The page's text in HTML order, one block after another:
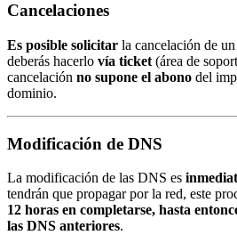
Cancelaciones
Es posible solicitar la cancelación de
deberás hacerlo vía ticket (área de
cancelación no supone el abono del
dominio.
Modificación de DNS
La modificación de las DNS es
tendrán que propagar por la red, este
12 horas en completarse, hasta
las DNS anteriores.